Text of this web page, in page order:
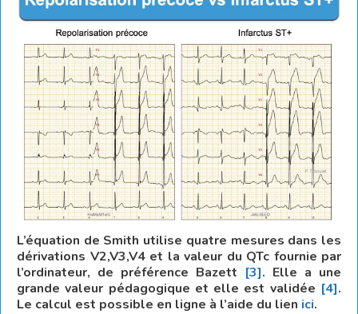
L’équation de Smith utilise quatre mesures dans les
dérivations V2,V3,V4 et la valeur du QTc fournie par
l’ordinateur, de préférence Bazett [3]. Elle a une
grande valeur pédagogique et elle est validée [4].
Le calcul est possible en ligne à l’aide du lien ici.